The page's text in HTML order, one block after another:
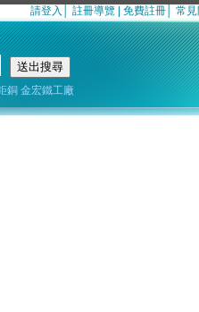
請登入 註冊導覽 免費註冊 常見
銅 金宏鐵工廠